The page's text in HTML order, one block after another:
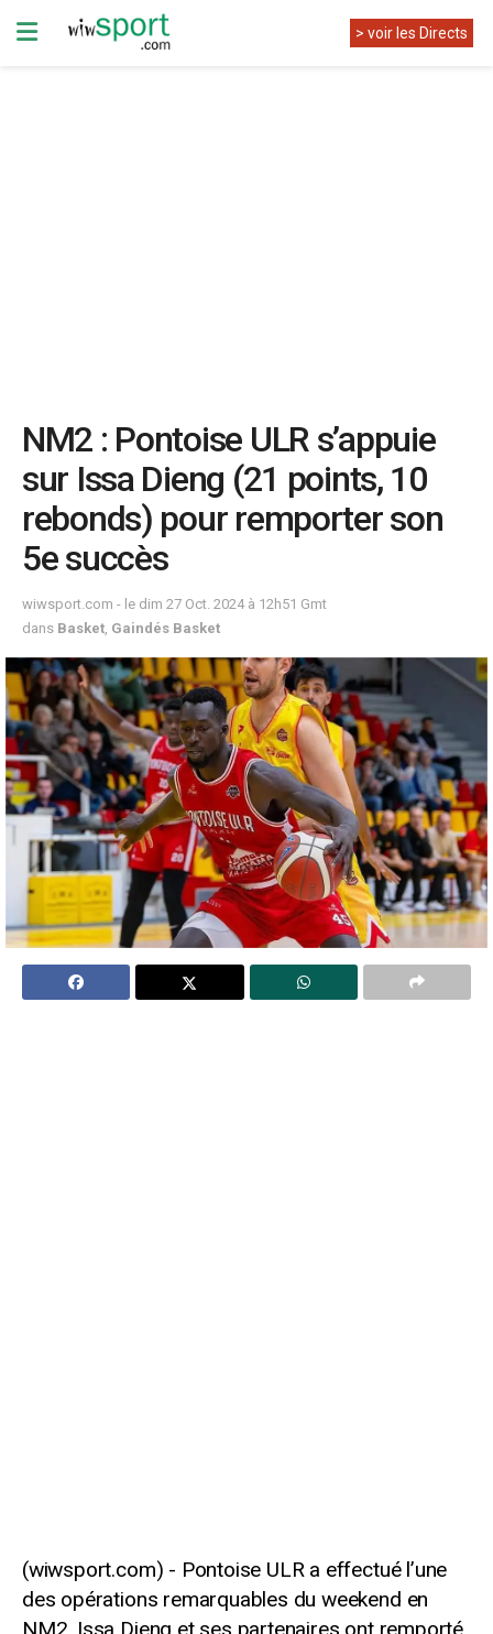
> voir les Directs
NM2 : Pontoise ULR s’appuie
sur Issa Dieng (21 points, 10
rebonds) pour remporter son
5e succès
wiwsport.com - le dim 27 Oct. 2024 à 12h51 Gmt
dans Basket Gaindés Basket
Pontoise ULR a effectué l’une
des opérations remarquables du weekend en